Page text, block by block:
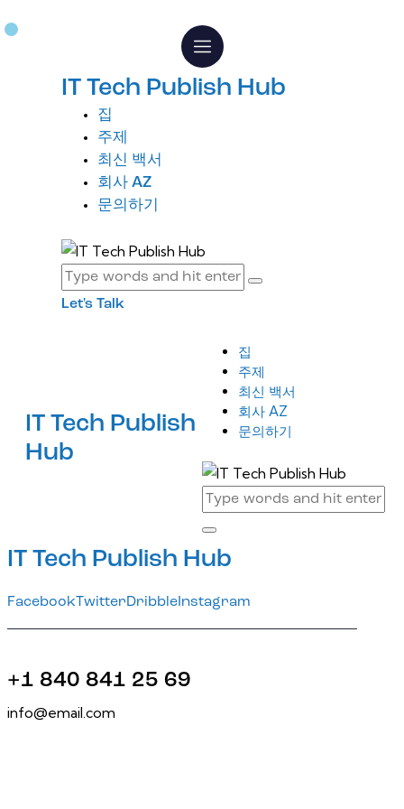
IT Tech Publish Hub
집
주제
최신 백서
회사 AZ
문의하기
Let's Talk
IT Tech Publish
Hub
집
주제
최신 백서
회사 AZ
문의하기
IT Tech Publish Hub
FacebookTwitterDribble Instagram
+1 840 841 25 69
info@email.com